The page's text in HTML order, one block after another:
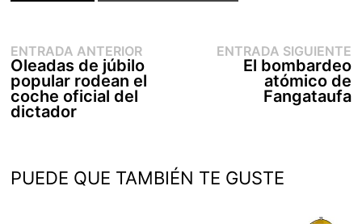
Navegación
de
entradas
ENTRADA ANTERIOREntrada
anterior:
Oleadas de júbilo
popular rodean el
coche oficial del
dictador
ENTRADA SIGUIENTE
El bombardeo
atómico de
Fangataufa
PUEDE QUE TAMBIÉN TE GUSTE